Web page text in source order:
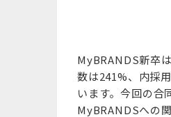
MyBRANDS新卒
数は241%、内採
います。今回の合
MyBRANDSへの